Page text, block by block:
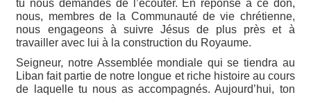
tu nous demandes de l’écouter. En réponse à ce don,
nous, membres de la Communauté de vie chrétienne,
nous engageons à suivre Jésus de plus près et à
travailler avec lui à la construction du Royaume.
Seigneur, notre Assemblée mondiale qui se tiendra au
Liban fait partie de notre longue et riche histoire au cours
de laquelle tu nous as accompagnés. Aujourd’hui, ton